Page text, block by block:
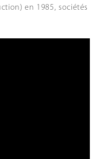
en 1985, sociétés